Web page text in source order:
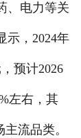
、电力等关
示，2024年
预计2026
左右，其
流品类。